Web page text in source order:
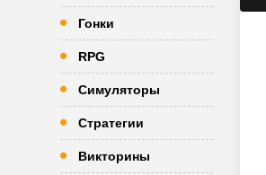
Гонки
RPG
Симуляторы
Стратегии
Викторины